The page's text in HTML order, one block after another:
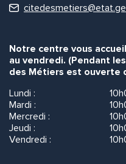
Notre centre vous
au vendredi. (Pendant
des Métiers est ouverte
Lundi :
Mardi :
Mercredi :
Jeudi :
Vendredi :